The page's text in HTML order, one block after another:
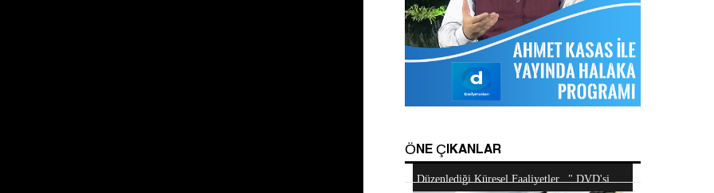
ÖNE ÇIKANLAR
Uygulaması
Sorular ve Cevaplar
Haykırıyor
Hizb-ut Tahrir Emirine Sorulanlar